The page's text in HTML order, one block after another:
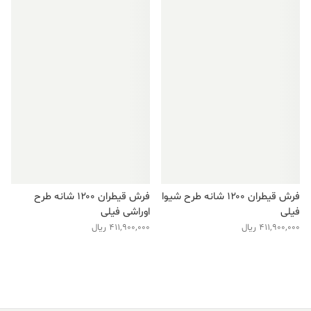
فرش قیطران ۱۲۰۰ شانه طرح شیوا
فیلی
411,900,000 ریال
فرش قیطران ۱۲۰۰ شانه طرح
اوراشی فیلی
411,900,000 ریال